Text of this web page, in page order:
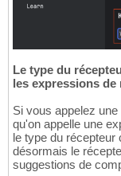
Le type du
les expressions de
Si vous appelez
qu'on appelle une
le type du
désormais le
suggestions de